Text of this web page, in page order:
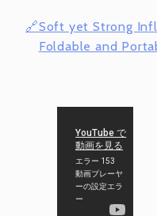
Soft yet Strong
Foldable and